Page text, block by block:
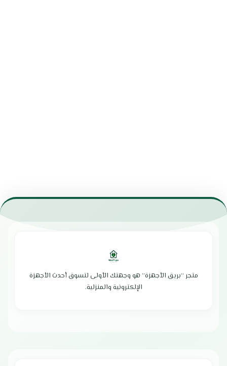
متجر “بريق الأجهزة” هو وجهتك الأولى لتسوق أحدث الأجهزة
الإلكترونية والمنزلية.